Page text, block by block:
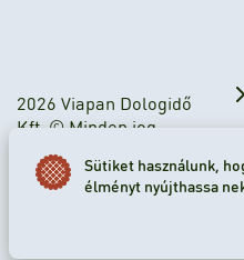
2026 Viapan Dologidő
Kft. © Minden jog
fenntartva.
Sütiket használunk,
élményt nyújthassa